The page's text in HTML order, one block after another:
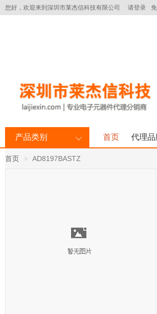
您好，欢迎来到深圳市莱杰信科技有限公司 请登录
产品类别 首页 代理品
首页 AD8197BASTZ